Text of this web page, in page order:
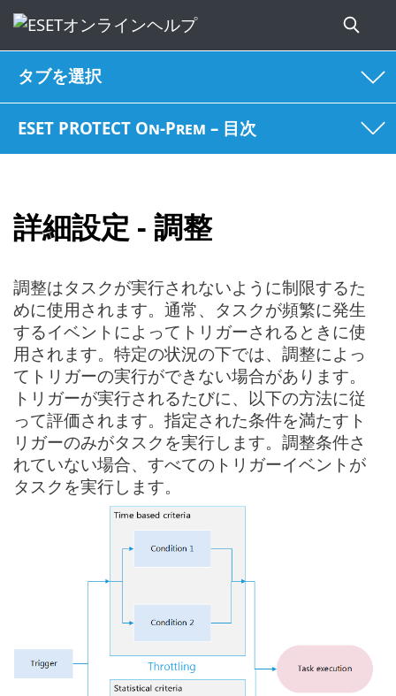
タブを選択
ESET PROTECT On-Prem – 目次
詳細設定 - 調整
調整はタスクが実行されないように制限するた
めに使用されます。通常、タスクが頻繁に発生
するイベントによってトリガーされるときに使
用されます。特定の状況の下では、調整によっ
てトリガーの実行ができない場合があります。
トリガーが実行されるたびに、以下の方法に従
って評価されます。指定された条件を満たすト
リガーのみがタスクを実行します。調整条件さ
れていない場合、すべてのトリガーイベントが
タスクを実行します。